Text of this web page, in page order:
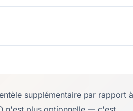
supplémentaire par rapport à
n'est plus optionnelle — c'est